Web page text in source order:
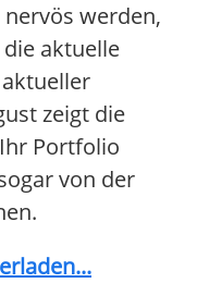
werden,
aktuelle
zeigt die
Portfolio
von der